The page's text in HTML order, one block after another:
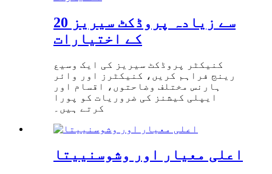
20 سے زیادہ پروڈکٹ سیریز
کے اختیارات
کنیکٹر پروڈکٹ سیریز کی ایک وسیع
رینج فراہم کریں، کنیکٹرز اور وائر
ہارنس مختلف وضاحتوں، اقسام اور
ایپلی کیشنز کی ضروریات کو پورا
کرتے ہیں۔
اعلی معیار اور وشوسنییتا